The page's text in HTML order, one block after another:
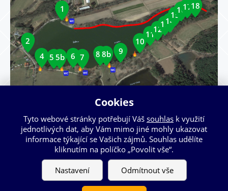
1
2
4 5a5b 6 7 8a8b 9
10
11
121314
15161718
zákaz táboření, rozdělávání ohňů, vjíždět a setrvávat
motorovými vozidly (karavany, přívěsy atd.)
Cookies
Tyto webové stránky potřebují Váš souhlas k využití
jednotlivých dat, aby Vám mimo jiné mohly ukazovat
informace týkající se Vašich zájmů. Souhlas udělíte
kliknutím na políčko „Povolit vše“.
Nastavení Odmítnout vše